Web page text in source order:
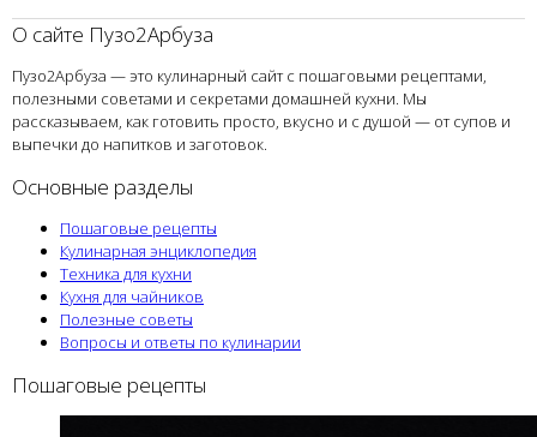
О сайте Пузо2Арбуза
Пузо2Арбуза — это кулинарный сайт с пошаговыми рецептами,
полезными советами и секретами домашней кухни. Мы
рассказываем, как готовить просто, вкусно и с душой — от супов и
выпечки до напитков и заготовок.
Основные разделы
Пошаговые рецепты
Кулинарная энциклопедия
Техника для кухни
Кухня для чайников
Полезные советы
Вопросы и ответы по кулинарии
Пошаговые рецепты